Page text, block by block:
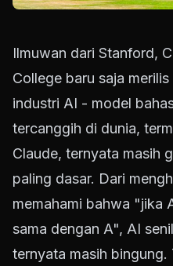
Ilmuwan dari Stanford,
College baru saja
industri AI - model
tercanggih di dunia,
Claude, ternyata masih
paling dasar. Dari
memahami bahwa "jika
sama dengan A", AI
ternyata masih bingung.